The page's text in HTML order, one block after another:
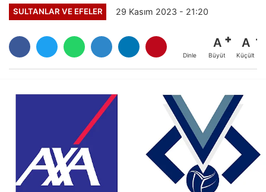
SULTANLAR VE EFELER 29 Kasım 2023 - 21:20
Dinle
A
Büyüt
A
Küçült